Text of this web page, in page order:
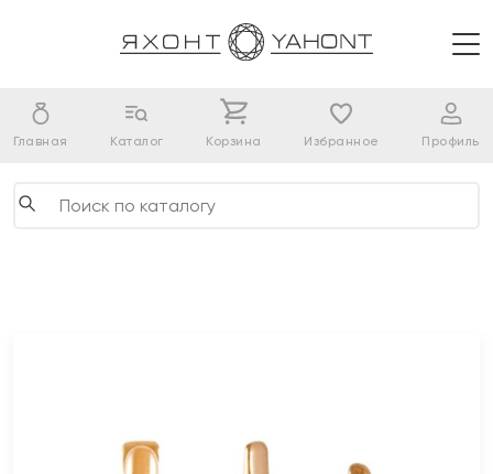
Главная Каталог Корзина Избранное Профиль